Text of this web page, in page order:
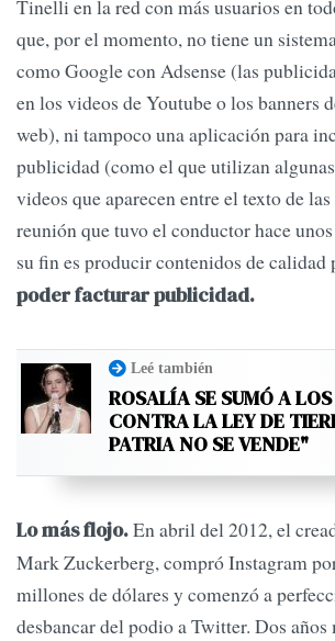
Tinelli en la red con más usuarios en
que, por el momento, no tiene un
como Google con Adsense (las
en los videos de Youtube o los banners
web), ni tampoco una aplicación para
publicidad (como el que utilizan
videos que aparecen entre el texto de
reunión que tuvo el conductor hace
su fin es producir contenidos de calidad
poder facturar publicidad.
Leé también
ROSALÍA SE SUMÓ A
CONTRA LA LEY DE
PATRIA NO SE VENDE"
Lo más flojo.En abril del 2012, el
Mark Zuckerberg, compró Instagram
millones de dólares y comenzó a
desbancar del podio a Twitter. Dos años